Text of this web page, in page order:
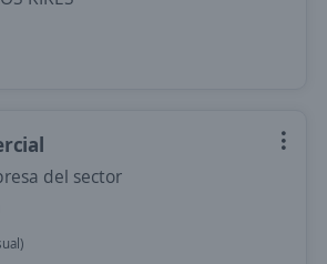
del sector